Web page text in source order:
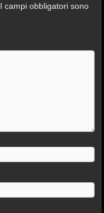
I campi obbligatori sono